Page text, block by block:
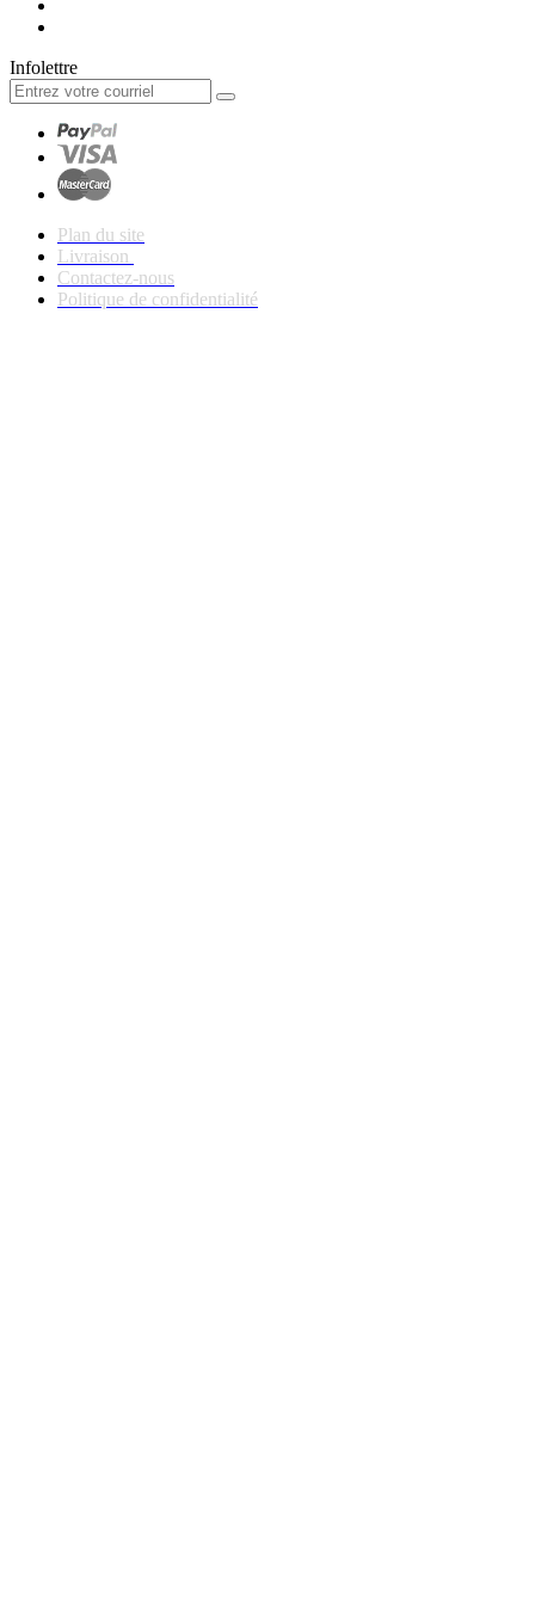
Infolettre
Plan du site
Livraison
Contactez-nous
Politique de confidentialité